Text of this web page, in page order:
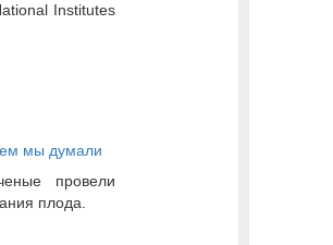
Institutes
мы думали
провели
плода.